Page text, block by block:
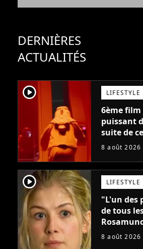
DERNIÈRES
ACTUALITÉS
player2 LIFESTYLE
6ème film
puissant
suite de
franchise
porte
créatifs"
8 août 2026
player2 LIFESTYLE
"L'un des
de tous
pensait
8 août 2026